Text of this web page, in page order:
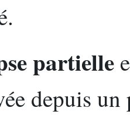
partielle
depuis